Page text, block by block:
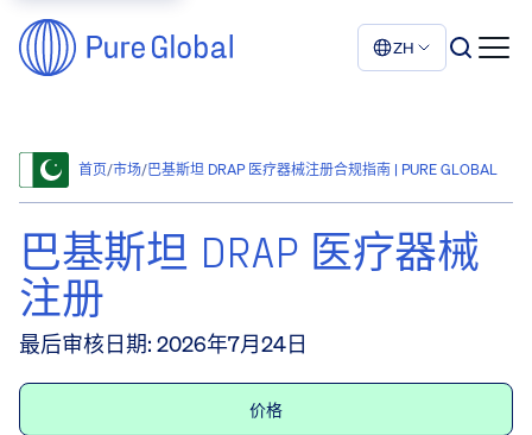
ZH
首页/市场/巴基斯坦 DRAP 医疗器械注册合规指南 | PURE GLOBAL
巴基斯坦 DRAP 医疗器械
注册
最后审核日期: 2026年7月24日
价格